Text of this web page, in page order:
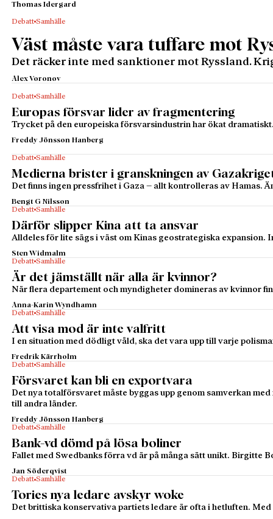
Thomas Idergard
Debatt Samhälle
Väst måste vara tuffare mot
Det räcker inte med sanktioner mot Ryssland.
Alex Voronov
Debatt Samhälle
Europas försvar lider av fragmentering
Trycket på den europeiska försvarsindustrin har ökat
Freddy Jönsson Hanberg
Debatt Samhälle
Medierna brister i granskningen av
Det finns ingen pressfrihet i Gaza – allt kontrolleras av Hamas.
Bengt G Nilsson
Debatt Samhälle
Därför slipper Kina att ta ansvar
Alldeles för lite sägs i väst om Kinas geostrategiska expansion.
Sten Widmalm
Debatt Samhälle
Är det jämställt när alla är kvinnor?
När flera departement och myndigheter domineras av kvinnor
Anna-Karin Wyndhamn
Debatt Samhälle
Att visa mod är inte valfritt
I en situation med dödligt våld, ska det vara upp till varje
Fredrik Kärrholm
Debatt Samhälle
Försvaret kan bli en exportvara
Det nya totalförsvaret måste byggas upp genom sam­verkan
till andra länder.
Freddy Jönsson Hanberg
Debatt Samhälle
Bank-vd dömd på lösa boliner
Fallet med Swedbanks förra vd är på många sätt unikt. Birgitte
Jan Söderqvist
Debatt Samhälle
Tories nya ledare avskyr woke
Det brittiska konservativa partiets ledare är ofta i hetluften.